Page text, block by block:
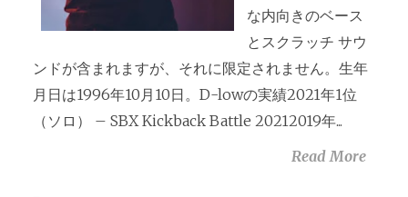
な内向きのベース
とスクラッチ サウ
ンドが含まれますが、それに限定されません。生年
月日は1996年10月10日。D-lowの実績2021年1位
（ソロ） – SBX Kickback Battle 20212019年...
Read More